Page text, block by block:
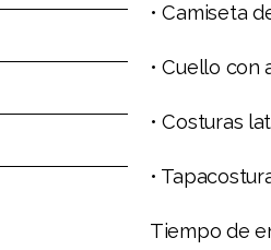
• Camiseta
• Cuello con
• Costuras
•
Tiempo de